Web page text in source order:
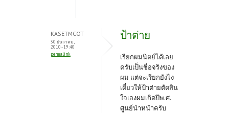
KASETMCOT
30 ธันวาคม,
2010 - 19:40
permalink
ป้าต่าย
เรียกผมนิตย์ได้เลย
ครับเป็นชื่อจริงของ
ผม แต่จะเรียกยังไง
เดี๋ยวให้ป้าต่ายตัดสิน
ใจเองผมเกิดปีพ.ศ.
ศูนย์นำหน้าครับ